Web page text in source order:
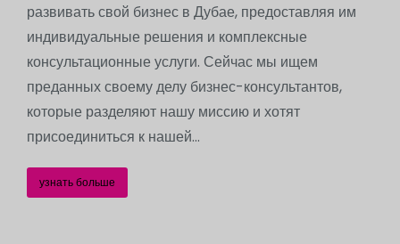
развивать свой бизнес в Дубае, предоставляя им
индивидуальные решения и комплексные
консультационные услуги. Сейчас мы ищем
преданных своему делу бизнес-консультантов,
которые разделяют нашу миссию и хотят
присоединиться к нашей...
узнать больше